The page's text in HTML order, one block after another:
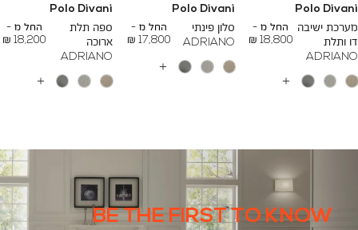
Polo Divani
מערכת ישיבה
דו ותלת
ADRIANO
החל מ -
18,800 ₪
To
24,500 ₪
עוד
Polo Divani
סלון פינתי
ADRIANO
החל מ -
17,800 ₪
To
26,700 ₪
עוד
Polo Divani
ספה תלת
ארוכה
ADRIANO
החל מ -
18,200 ₪
To
23,200 ₪
עוד
BE THE FIRST TO KNOW